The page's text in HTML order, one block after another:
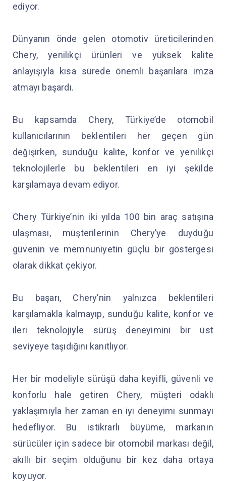
ediyor.
Dünyanın önde gelen otomotiv üreticilerinden
Chery, yenilikçi ürünleri ve yüksek kalite
anlayışıyla kısa sürede önemli başarılara imza
atmayı başardı.
Bu kapsamda Chery, Türkiye’de otomobil
kullanıcılarının beklentileri her geçen gün
değişirken, sunduğu kalite, konfor ve yenilikçi
teknolojilerle bu beklentileri en iyi şekilde
karşılamaya devam ediyor.
Chery Türkiye’nin iki yılda 100 bin araç satışına
ulaşması, müşterilerinin Chery’ye duyduğu
güvenin ve memnuniyetin güçlü bir göstergesi
olarak dikkat çekiyor.
Bu başarı, Chery’nin yalnızca beklentileri
karşılamakla kalmayıp, sunduğu kalite, konfor ve
ileri teknolojiyle sürüş deneyimini bir üst
seviyeye taşıdığını kanıtlıyor.
Her bir modeliyle sürüşü daha keyifli, güvenli ve
konforlu hale getiren Chery, müşteri odaklı
yaklaşımıyla her zaman en iyi deneyimi sunmayı
hedefliyor. Bu istikrarlı büyüme, markanın
sürücüler için sadece bir otomobil markası değil,
akıllı bir seçim olduğunu bir kez daha ortaya
koyuyor.